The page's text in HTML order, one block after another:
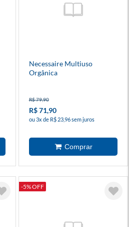
Necessaire Multiuso
Orgânica
R$ 79,90
R$ 71,90
ou 3x de R$ 23,96 sem juros
-5% OFF